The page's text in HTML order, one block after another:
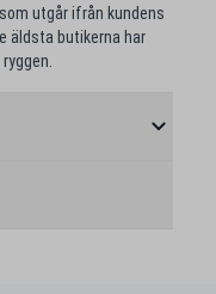
utgår ifrån kundens
äldsta butikerna har